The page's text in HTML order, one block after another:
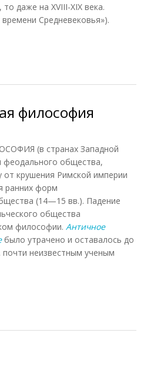
даже на XVIII-XIX века.
Средневековья»).
философия
(в странах Западной
общества,
от крушения Римской империи
ранних форм
(14—15 вв.). Падение
общества
философии. Античное
было утрачено и оставалось до
неизвестным ученым